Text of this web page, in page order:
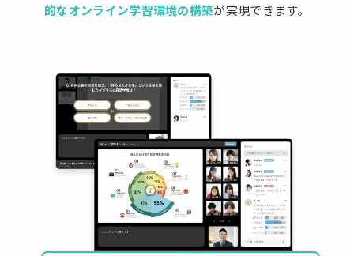
的なオンライン学習環境の構築が実現できます。